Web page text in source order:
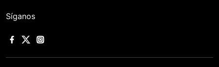
Síganos